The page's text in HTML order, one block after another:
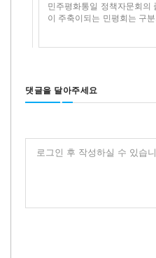
민주평화통일 정책자문회의
이 주축이되는 민평회는 구
댓글을 달아주세요
로그인 후 작성하실 수 있습